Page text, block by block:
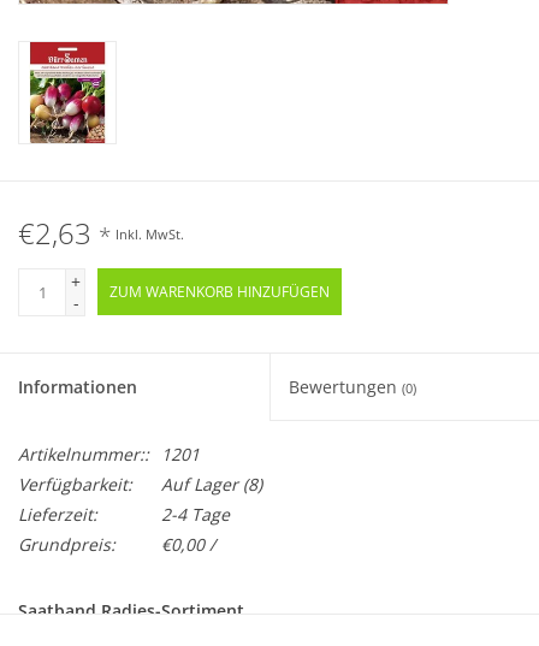
€2,63 * Inkl. MwSt.
+
-
ZUM WARENKORB HINZUFÜGEN
Informationen Bewertungen (0)
Artikelnummer::
1201
Verfügbarkeit:
Auf Lager(8)
Lieferzeit:
2-4 Tage
Grundpreis:
€0,00 /
Saatband Radies-Sortiment